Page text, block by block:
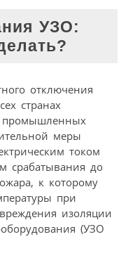
УЗО:
отключения
странах
промышленных
меры
током
срабатывания до
к которому
при
изоляции
(УЗО